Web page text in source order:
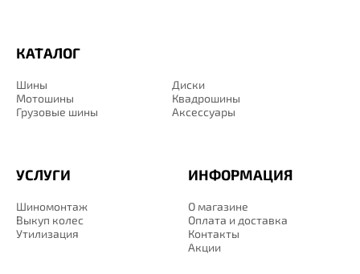
КАТАЛОГ
Шины
Диски
Мотошины
Квадрошины
Грузовые шины
Аксессуары
ИНФОРМАЦИЯ
О магазине
Оплата и доставка
Контакты
Акции
УСЛУГИ
Шиномонтаж
Выкуп колес
Утилизация